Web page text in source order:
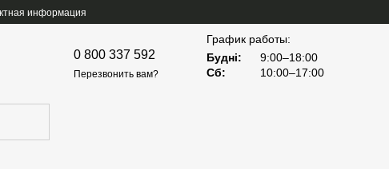
информация
0 800 337 592
Перезвонить вам?
График работы:
Будні:
9:00–18:00
Сб:
10:00–17:00